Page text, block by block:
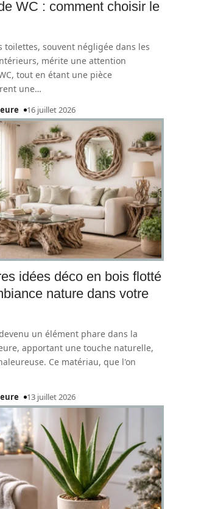
WC : comment choisir le
toilettes, souvent négligée dans les
mérite une attention
tout en étant une pièce
une…
16 juillet 2026
idées déco en bois flotté
nature dans votre
un élément phare dans la
apportant une touche naturelle,
Ce matériau, que l'on
13 juillet 2026